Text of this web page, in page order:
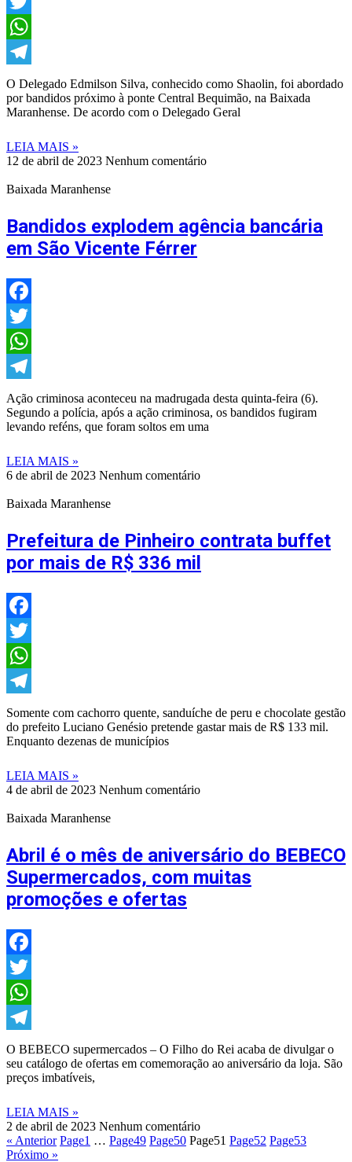
Twitter
WhatsApp
Telegram
O Delegado Edmilson Silva, conhecido como Shaolin, foi abordado
por bandidos próximo à ponte Central Bequimão, na Baixada
Maranhense. De acordo com o Delegado Geral
LEIA MAIS »
12 de abril de 2023 Nenhum comentário
Baixada Maranhense
Bandidos explodem agência bancária
em São Vicente Férrer
Facebook
Twitter
WhatsApp
Telegram
Ação criminosa aconteceu na madrugada desta quinta-feira (6).
Segundo a polícia, após a ação criminosa, os bandidos fugiram
levando reféns, que foram soltos em uma
LEIA MAIS »
6 de abril de 2023 Nenhum comentário
Baixada Maranhense
Prefeitura de Pinheiro contrata buffet
por mais de R$ 336 mil
Facebook
Twitter
WhatsApp
Telegram
Somente com cachorro quente, sanduíche de peru e chocolate gestão
do prefeito Luciano Genésio pretende gastar mais de R$ 133 mil.
Enquanto dezenas de municípios
LEIA MAIS »
4 de abril de 2023 Nenhum comentário
Baixada Maranhense
Abril é o mês de aniversário do BEBECO
Supermercados, com muitas
promoções e ofertas
Facebook
Twitter
WhatsApp
Telegram
O BEBECO supermercados – O Filho do Rei acaba de divulgar o
seu catálogo de ofertas em comemoração ao aniversário da loja. São
preços imbatíveis,
LEIA MAIS »
2 de abril de 2023 Nenhum comentário
« Anterior Page1 … Page49 Page50 Page51 Page52 Page53
Próximo »